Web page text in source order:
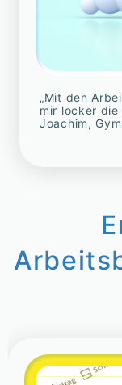
„Mit den
mir locker die
Joachim,